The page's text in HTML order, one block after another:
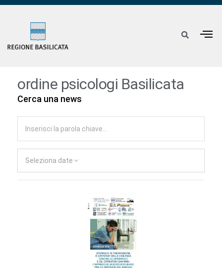
ordine psicologi Basilicata
Cerca una news
Seleziona date